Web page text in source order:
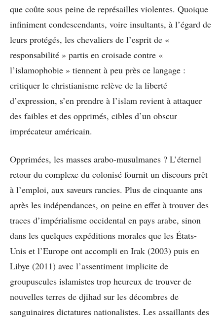
que coûte sous peine de représailles violentes. Quoique
infiniment condescendants, voire insultants, à l’égard de
leurs protégés, les chevaliers de l’esprit de «
responsabilité » partis en croisade contre «
l’islamophobie » tiennent à peu près ce langage :
critiquer le christianisme relève de la liberté
d’expression, s’en prendre à l’islam revient à attaquer
des faibles et des opprimés, cibles d’un obscur
imprécateur américain.
Opprimées, les masses arabo-musulmanes ? L’éternel
retour du complexe du colonisé fournit un discours prêt
à l’emploi, aux saveurs rancies. Plus de cinquante ans
après les indépendances, on peine en effet à trouver des
traces d’impérialisme occidental en pays arabe, sinon
dans les quelques expéditions morales que les États-
Unis et l’Europe ont accompli en Irak (2003) puis en
Libye (2011) avec l’assentiment implicite de
groupuscules islamistes trop heureux de trouver de
nouvelles terres de djihad sur les décombres de
sanguinaires dictatures nationalistes. Les assaillants des